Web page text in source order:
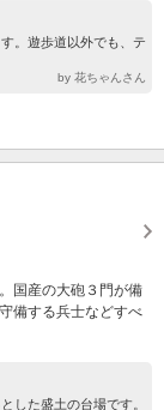
。遊歩道以外でも、テ
by 花ちゃんさん
国産の大砲３門が備
備する兵士などすべ
した盛土の台場です。